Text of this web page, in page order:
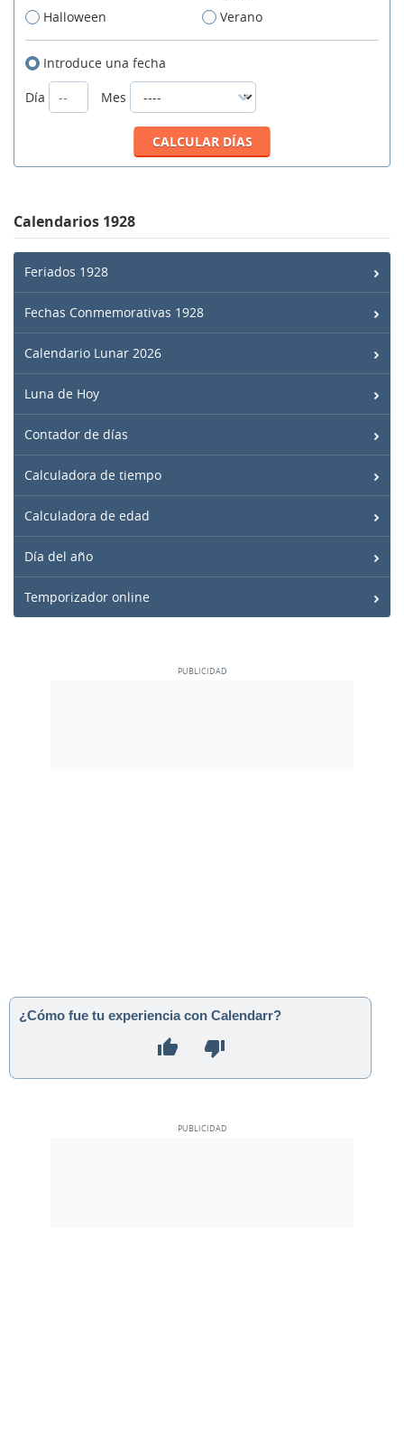
Halloween
Verano
Introduce una fecha
Día
Mes
Calendarios 1928
Feriados 1928
Fechas Conmemorativas 1928
Calendario Lunar 2026
Luna de Hoy
Contador de días
Calculadora de tiempo
Calculadora de edad
Día del año
Temporizador online
¿Cómo fue tu experiencia con Calendarr?